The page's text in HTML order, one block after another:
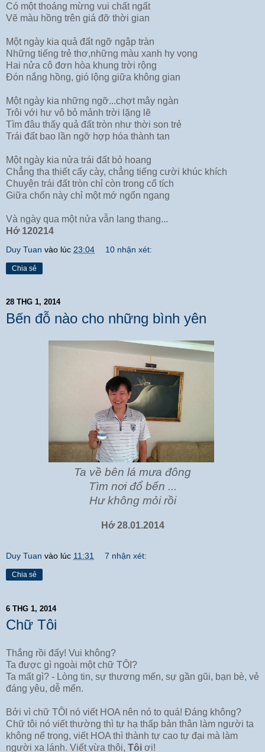
Có một thoáng mừng vui chất ngất
Vẽ màu hồng trên giá đỡ thời gian
Một ngày kia quả đất ngỡ ngập tràn
Những tiếng trẻ thơ,những màu xanh hy vọng
Hai nửa cô đơn hòa khung trời rộng
Đón nắng hồng, gió lộng giữa không gian
Một ngày kia những ngỡ...chợt mây ngàn
Trôi với hư vô bỏ mảnh trời lặng lẽ
Tìm đâu thấy quả đất tròn như thời son trẻ
Trái đất bao lần ngỡ hợp hóa thành tan
Một ngày kia nửa trái đất bỏ hoang
Chẳng tha thiết cấy cày, chẳng tiếng cười khúc khích
Chuyện trái đất tròn chỉ còn trong cổ tích
Giữa chốn này chỉ một mớ ngổn ngang
Và ngày qua một nửa vẫn lang thang...
Hớ 120214
Duy Tuan vào lúc 23:04 10 nhận xét:
Chia sẻ
28 THG 1, 2014
Bến đỗ nào cho những bình yên
Ta về bên lá mưa đông
Tìm nơi đổ bến ...
Hư không mỏi rồi
Hớ 28.01.2014
Duy Tuan vào lúc 11:31 7 nhận xét:
Chia sẻ
6 THG 1, 2014
Chữ Tôi
Thắng rồi đấy! Vui không?
Ta được gì ngoài một chữ TÔI?
Ta mất gì? - Lòng tin, sự thương mến, sự gần gũi, bạn bè, vẻ
đáng yêu, dễ mến.
Bởi vì chữ TÔI nó viết HOA nên nó to quá! Đáng không?
Chữ tôi nó viết thường thì tự hạ thấp bản thân làm người ta
không nể trọng, viết HOA thì thành tự cao tự đại mà làm
người xa lánh. Viết vừa thôi, Tôi ơi!